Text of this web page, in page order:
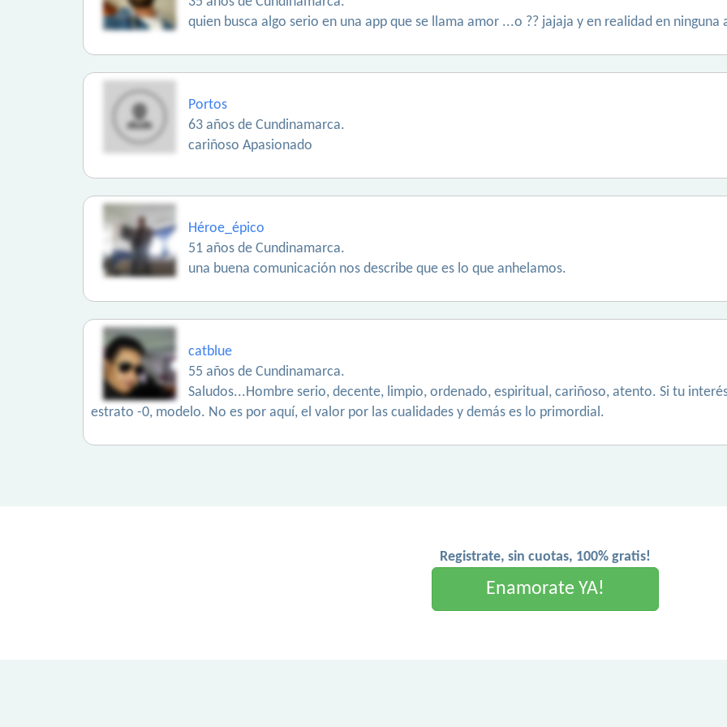
quien busca algo serio en una app que se llama amor ...o ?? jajaja y en realidad en ninguna
Portos
63 años de Cundinamarca.
cariñoso Apasionado
Héroe_épico
51 años de Cundinamarca.
una buena comunicación nos describe que es lo que anhelamos.
catblue
55 años de Cundinamarca.
Saludos...Hombre serio, decente, limpio, ordenado, espiritual, cariñoso, atento. Si tu
estrato -0, modelo. No es por aquí, el valor por las cualidades y demás es lo primordial.
Registrate, sin cuotas, 100% gratis!
Enamorate YA!